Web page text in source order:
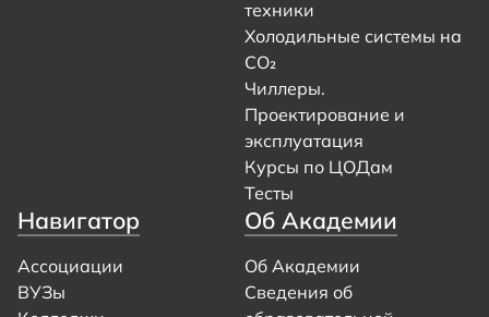
техники
Холодильные системы на
CO₂
Чиллеры.
Проектирование и
эксплуатация
Курсы по ЦОДам
Тесты
Навигатор
Ассоциации
ВУЗы
Об Академии
Об Академии
Сведения об